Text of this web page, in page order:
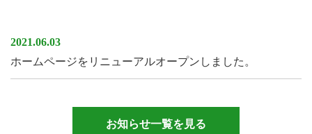
ホームページをリニューアルオープンしました。
2021.06.03
お知らせ一覧を見る